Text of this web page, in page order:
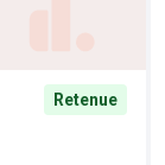
Retenue